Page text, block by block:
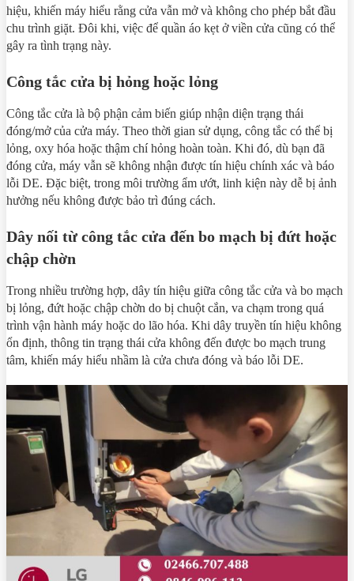
hiệu, khiến máy hiểu rằng cửa vẫn mở và không cho phép bắt đầu
chu trình giặt. Đôi khi, việc để quần áo kẹt ở viền cửa cũng có thể
gây ra tình trạng này.
Công tắc cửa bị hỏng hoặc lỏng
Công tắc cửa là bộ phận cảm biến giúp nhận diện trạng thái
đóng/mở của cửa máy. Theo thời gian sử dụng, công tắc có thể bị
lỏng, oxy hóa hoặc thậm chí hỏng hoàn toàn. Khi đó, dù bạn đã
đóng cửa, máy vẫn sẽ không nhận được tín hiệu chính xác và báo
lỗi DE. Đặc biệt, trong môi trường ẩm ướt, linh kiện này dễ bị ảnh
hưởng nếu không được bảo trì đúng cách.
Dây nối từ công tắc cửa đến bo mạch bị đứt hoặc
chập chờn
Trong nhiều trường hợp, dây tín hiệu giữa công tắc cửa và bo mạch
bị lỏng, đứt hoặc chập chờn do bị chuột cắn, va chạm trong quá
trình vận hành máy hoặc do lão hóa. Khi dây truyền tín hiệu không
ổn định, thông tin trạng thái cửa không đến được bo mạch trung
tâm, khiến máy hiểu nhầm là cửa chưa đóng và báo lỗi DE.